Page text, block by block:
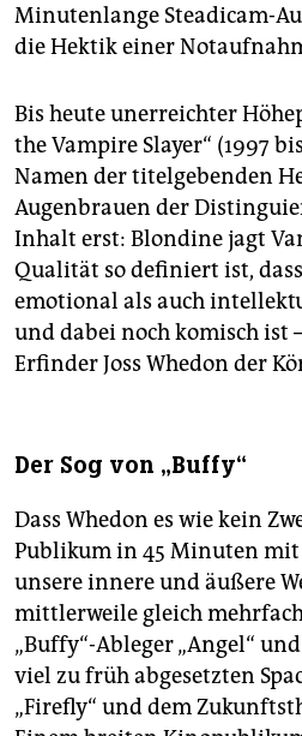
Minutenlange Steadicam-
die Hektik einer
Bis heute unerreichter
the Vampire Slayer“ (1997
Namen der titelgebenden
Augenbrauen der
Inhalt erst: Blondine jagt
Qualität so definiert ist,
emotional als auch
und dabei noch komisch ist
Erfinder Joss Whedon der
Der Sog von „Buffy“
Dass Whedon es wie kein
Publikum in 45 Minuten
unsere innere und äußere
mittlerweile gleich
„Buffy“-Ableger „Angel“
viel zu früh abgesetzten
„Firefly“ und dem